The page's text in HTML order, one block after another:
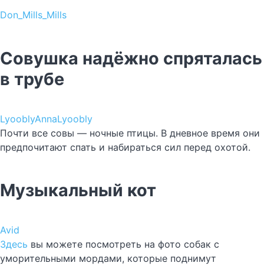
Don_Mills_Mills
Совушка надёжно спряталась
в трубе
LyooblyAnnaLyoobly
Почти все совы — ночные птицы. В дневное время они
предпочитают спать и набираться сил перед охотой.
Музыкальный кот
Avid
Здесь вы можете посмотреть на фото собак с
уморительными мордами, которые поднимут